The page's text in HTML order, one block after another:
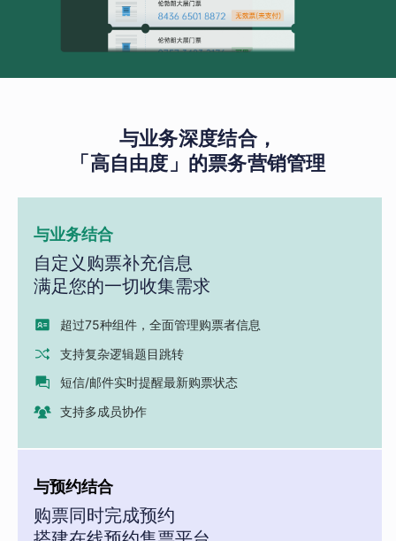
与业务深度结合，
「高自由度」的票务营销管理
与业务结合
自定义购票补充信息
满足您的一切收集需求
超过75种组件，全面管理购票者信息
支持复杂逻辑题目跳转
短信/邮件实时提醒最新购票状态
支持多成员协作
与预约结合
购票同时完成预约